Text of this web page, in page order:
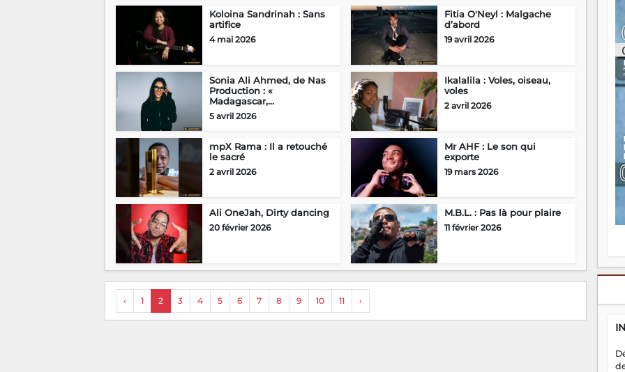
Koloina Sandrinah : Sans
artifice
4 mai 2026
Fitia O'Neyl : Malgache
d’abord
19 avril 2026
Sonia Ali Ahmed, de Nas
Production : «
Madagascar,...
5 avril 2026
Ikalalila : Voles, oiseau,
voles
2 avril 2026
mpX Rama : Il a retouché
le sacré
2 avril 2026
Mr AHF : Le son qui
exporte
19 mars 2026
Ali OneJah, Dirty dancing
20 février 2026
M.B.L. : Pas là pour plaire
11 février 2026
‹ 1 2 3 4 5 6 7 8 9 10 11 ›